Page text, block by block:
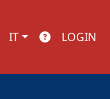
IT LOGIN